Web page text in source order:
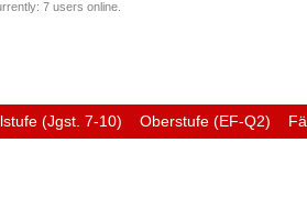
7 users online.
(Jgst. 7-10) Oberstufe (EF-Q2)